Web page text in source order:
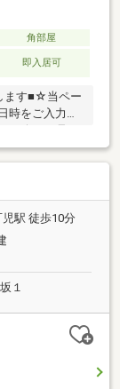
角部屋
即入居可
ます■☆当ペー
時をご入力く
＊今から見た
資金なしでも
容】・システ
ットバス交
トイレ交換
ワーノズル
リング張
給湯器交
他～空家に
駅 徒歩10分
１